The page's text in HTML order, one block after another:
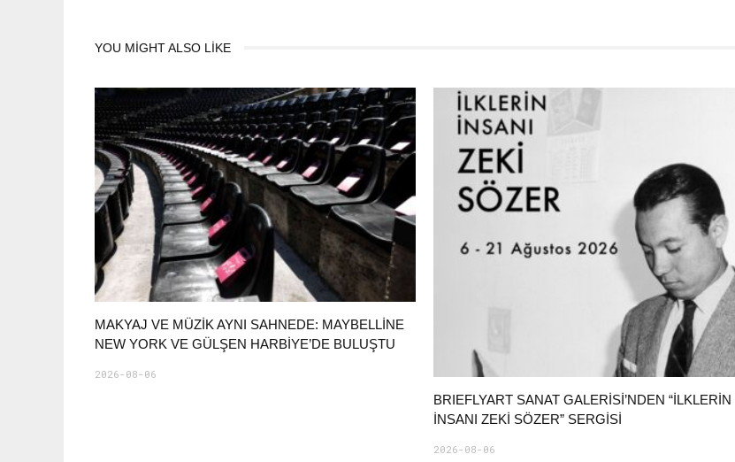
YOU MIGHT ALSO LIKE
MAKYAJ VE MÜZIK AYNI SAHNEDE: MAYBELLINE
NEW YORK VE GÜLŞEN HARBIYE’DE BULUŞTU
2026-08-06
BRIEFLYART SANAT GALERİSİ’NDEN “İLKLERİN
İNSANI ZEKİ SÖZER” SERGİSİ
2026-08-06